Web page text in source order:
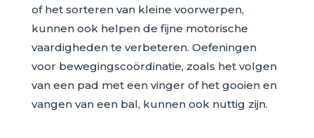
of het sorteren van kleine voorwerpen,
kunnen ook helpen de fijne motorische
vaardigheden te verbeteren. Oefeningen
voor bewegingscoördinatie, zoals het volgen
van een pad met een vinger of het gooien en
vangen van een bal, kunnen ook nuttig zijn.